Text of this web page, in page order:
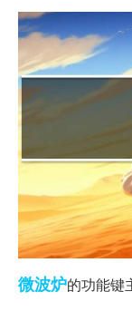
微波炉的功能键